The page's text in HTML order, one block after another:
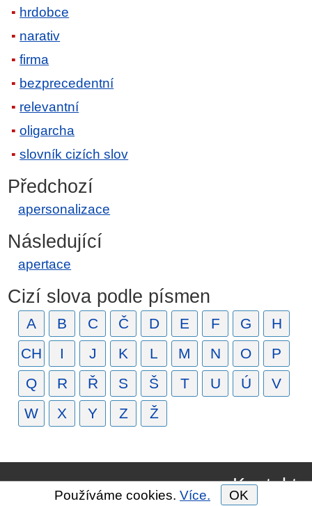
hrdobce
narativ
firma
bezprecedentní
relevantní
oligarcha
slovník cizích slov
Předchozí
apersonalizace
Následující
apertace
Cizí slova podle písmen
A B C Č D E F G
H
CH
I J K L M N O
P
Q
R Ř S Š T U Ú
V
W
X Y Z Ž
Kontakt
Používáme cookies. Více. OK